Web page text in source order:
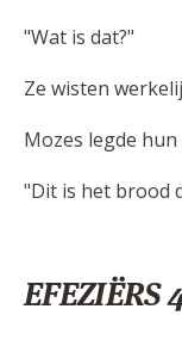
"Wat is dat?"
Ze wisten
Mozes legde hun
"Dit is het brood
EFEZIËRS